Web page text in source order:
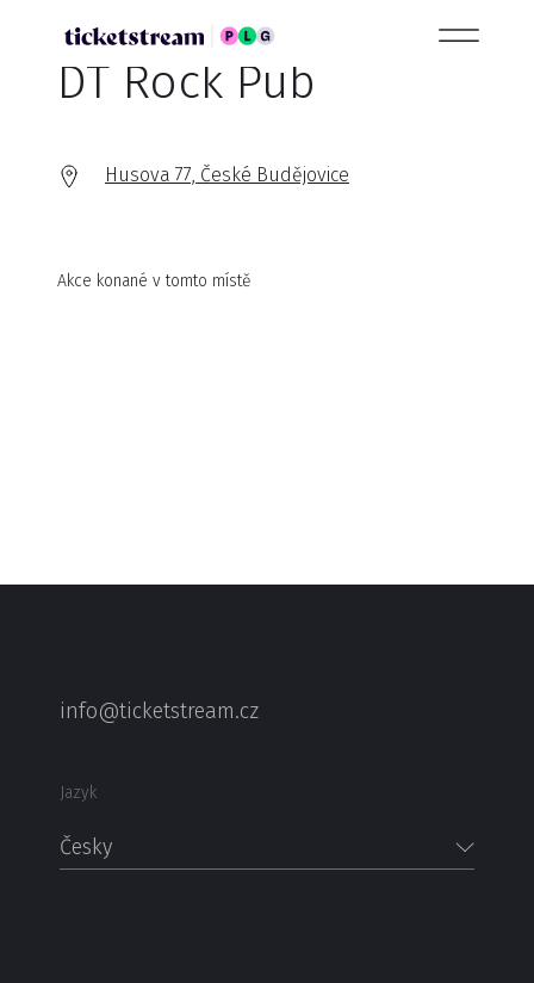
DT Rock Pub
Husova 77, České Budějovice
Akce konané v tomto místě
info@ticketstream.cz
Jazyk
Česky